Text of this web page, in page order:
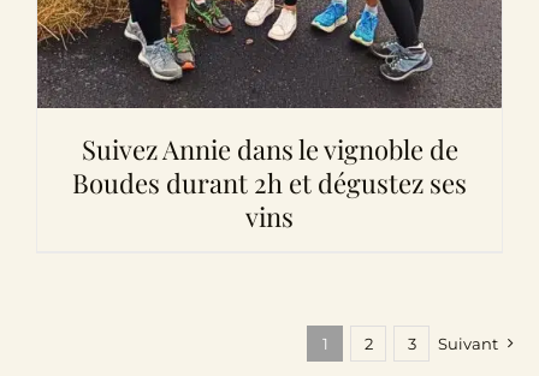
Suivez Annie dans le vignoble de
Boudes durant 2h et dégustez ses
vins
1 2 3 Suivant